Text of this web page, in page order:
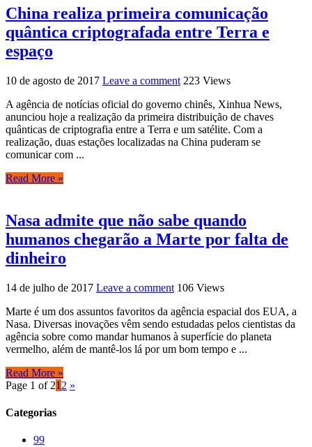
China realiza primeira comunicação
quântica criptografada entre Terra e
espaço
10 de agosto de 2017 Leave a comment 223 Views
A agência de notícias oficial do governo chinês, Xinhua News,
anunciou hoje a realização da primeira distribuição de chaves
quânticas de criptografia entre a Terra e um satélite. Com a
realização, duas estações localizadas na China puderam se
comunicar com ...
Read More »
Nasa admite que não sabe quando
humanos chegarão a Marte por falta de
dinheiro
14 de julho de 2017 Leave a comment 106 Views
Marte é um dos assuntos favoritos da agência espacial dos EUA, a
Nasa. Diversas inovações vêm sendo estudadas pelos cientistas da
agência sobre como mandar humanos à superfície do planeta
vermelho, além de mantê-los lá por um bom tempo e ...
Read More »
Page 1 of 21 2 »
Categorias
99